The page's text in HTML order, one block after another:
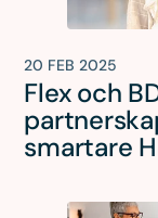
20 FEB 2025
Flex och
smartare